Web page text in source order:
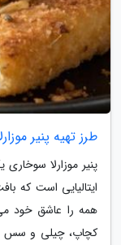
طرز تهیه پنیر
پنیر موزارلا
ایتالیایی است که
همه را عاشق خود
کچاپ، چیلی و سس